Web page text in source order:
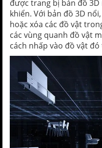
được trang bị bản đồ
khiển. Với bản đồ 3D
hoặc xóa các đồ vật
các vùng quanh đồ vật
cách nhấp vào đồ vật